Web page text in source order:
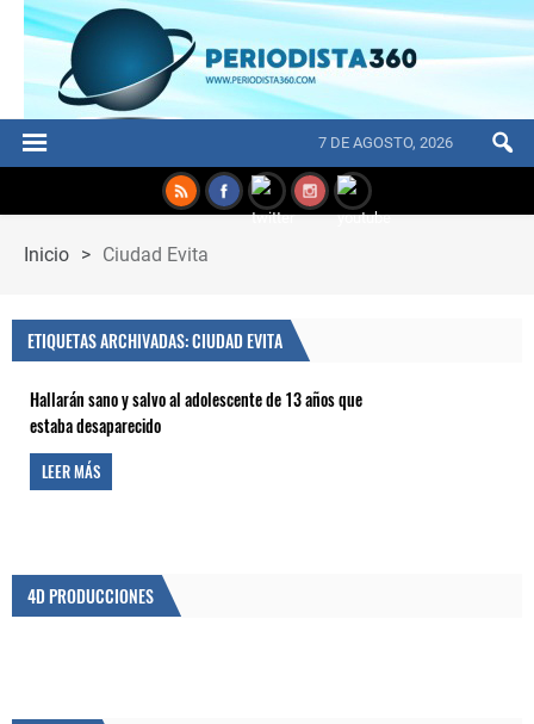
7 DE AGOSTO, 2026
Inicio > Ciudad Evita
ETIQUETAS ARCHIVADAS: CIUDAD EVITA
Hallarán sano y salvo al adolescente de 13 años que
estaba desaparecido
LEER MÁS
4D PRODUCCIONES